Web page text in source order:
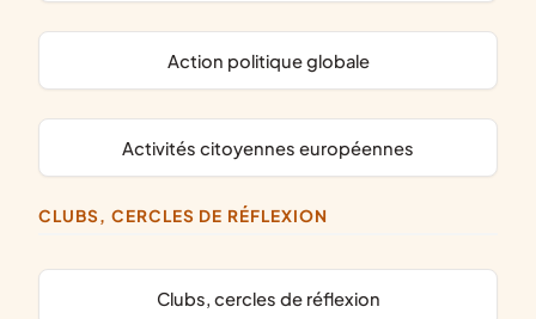
action politique globale
activités citoyennes européennes
CLUBS, CERCLES DE RÉFLEXION
clubs, cercles de réflexion